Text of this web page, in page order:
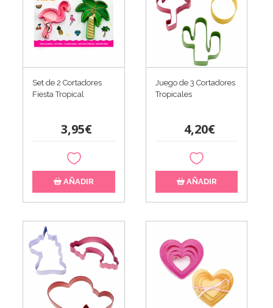
Set de 2 Cortadores
Fiesta Tropical
3,95€
AÑADIR
Juego de 3 Cortadores
Tropicales
4,20€
AÑADIR